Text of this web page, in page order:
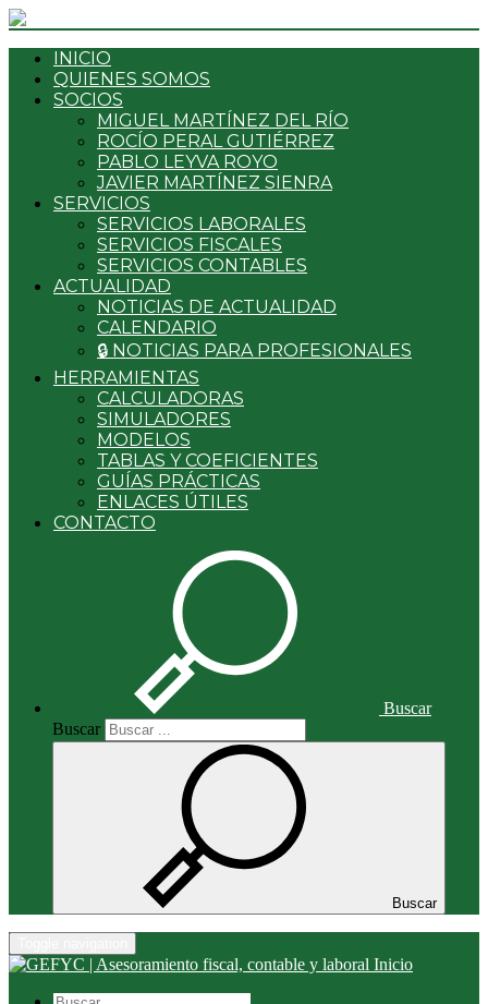
INICIO
QUIENES SOMOS
SOCIOS
MIGUEL MARTÍNEZ DEL RÍO
ROCÍO PERAL GUTIÉRREZ
PABLO LEYVA ROYO
JAVIER MARTÍNEZ SIENRA
SERVICIOS
SERVICIOS LABORALES
SERVICIOS FISCALES
SERVICIOS CONTABLES
ACTUALIDAD
NOTICIAS DE ACTUALIDAD
CALENDARIO
🔒 NOTICIAS PARA PROFESIONALES
HERRAMIENTAS
CALCULADORAS
SIMULADORES
MODELOS
TABLAS Y COEFICIENTES
GUÍAS PRÁCTICAS
ENLACES ÚTILES
CONTACTO
Buscar
Buscar
Buscar
Inicio